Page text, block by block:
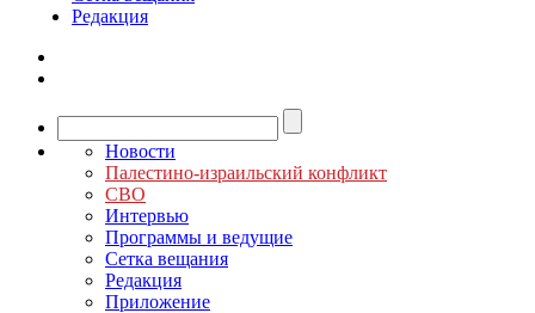
Редакция
Новости
Палестино-израильский конфликт
СВО
Интервью
Программы и ведущие
Сетка вещания
Редакция
Приложение